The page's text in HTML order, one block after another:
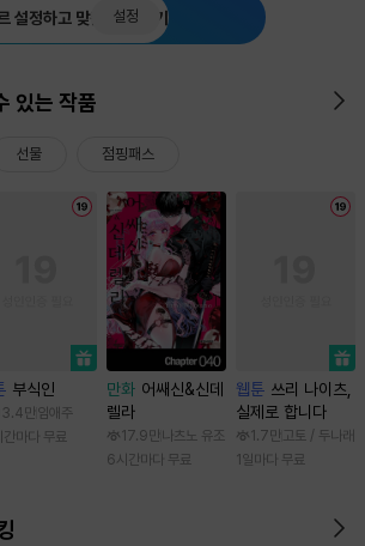
설정하고 맞춤 추천 받기
설정
있는 작품
선물 점핑패스
부식인
만 임애주
간마다 무료
만화 어쌔신&신데
렐라
17.9만 나츠노 유조
6시간마다 무료
웹툰 쓰리 나이츠,
실제로 합니다
1.7만 고토 / 두나래
1일마다 무료